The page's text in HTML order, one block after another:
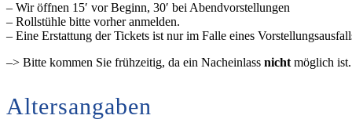
– Wir öffnen 15′ vor Beginn, 30′ bei Abendvorstellungen
– Rollstühle bitte vorher anmelden.
– Eine Erstattung der Tickets ist nur im Falle eines
–> Bitte kommen Sie frühzeitig, da ein Nacheinlass nicht möglich
Altersangaben